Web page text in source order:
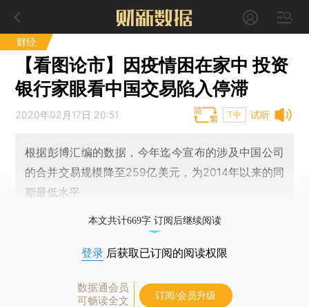
财经
【看图论市】因疫情困在家中 投资
银行家眼看中国交易陷入停滞
试听
2020年02月17日 20:51 T中
根据彭博汇编的数据，今年迄今宣布的涉及中国公司
的合并交易规模降至259亿美元，为2014年以来的同
期最低水平
本文共计669字 订阅后继续阅读
登录 后获取已订阅的阅读权限
数据通会员
可畅读全文
订阅/会员升级